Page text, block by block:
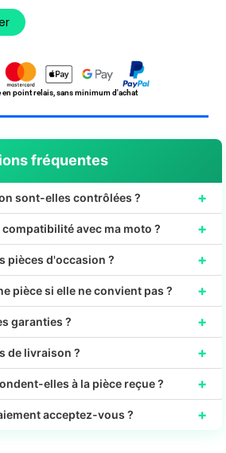
point relais, sans minimum d'achat
fréquentes
sont-elles contrôlées ? +
avec ma moto ? +
pièces d'occasion ? +
pièce si elle ne convient pas ? +
garanties ? +
de livraison ? +
elles à la pièce reçue ? +
acceptez-vous ? +